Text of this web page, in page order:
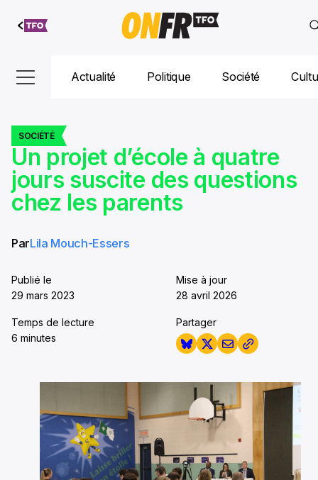
Aller au
contenu
Actualité Politique Société
SOCIÉTÉ
Un projet d’école à quatre
jours suscite des questions
chez les parents
ParLila Mouch-Essers
Publié le
29 mars 2023
Mise à jour
28 avril 2026
Temps de lecture
6 minutes
Partager